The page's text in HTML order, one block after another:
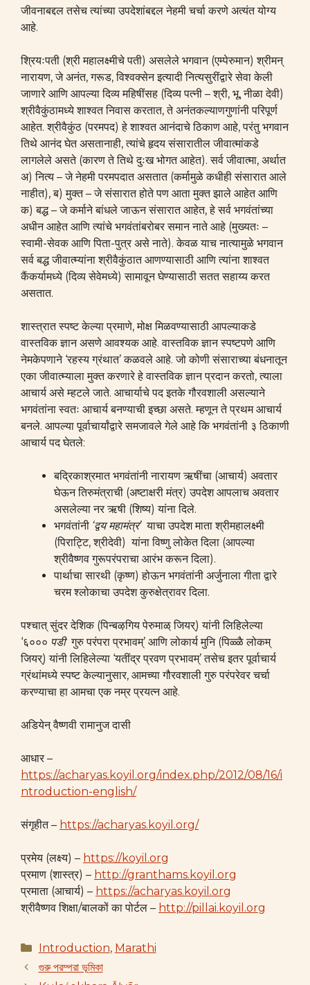
जीवनाबद्दल तसेच त्यांच्या उपदेशांबद्दल नेहमी चर्चा करणे अत्यंत योग्य
आहे.
श्रियःपती (श्री महालक्ष्मीचे पती) असलेले भगवान (एम्पेरुमान) श्रीमन्
नारायण, जे अनंत, गरूड, विश्वक्सेन इत्यादी नित्यसुरींद्वारे सेवा केली
जाणारे आणि आपल्या दिव्य महिषींसह (दिव्य पत्नी – श्री, भू, नीळा देवी)
श्रीवैकुंठामध्ये शाश्वत निवास करतात, ते अनंतकल्याणगुणांनी परिपूर्ण
आहेत. श्रीवैकुंठ (परमपद) हे शाश्वत आनंदाचे ठिकाण आहे, परंतु भगवान
तिथे आनंद घेत असतानाही, त्यांचे हृदय संसारातील जीवात्मांकडे
लागलेले असते (कारण ते तिथे दुःख भोगत आहेत). सर्व जीवात्मा, अर्थात
अ) नित्य – जे नेहमी परमपदात असतात (कर्मामुळे कधीही संसारात आले
नाहीत), ब) मुक्त – जे संसारात होते पण आता मुक्त झाले आहेत आणि
क) बद्ध – जे कर्माने बांधले जाऊन संसारात आहेत, हे सर्व भगवंतांच्या
अधीन आहेत आणि त्यांचे भगवंतांबरोबर समान नाते आहे (मुख्यतः –
स्वामी-सेवक आणि पिता-पुत्र असे नाते). केवळ याच नात्यामुळे भगवान
सर्व बद्ध जीवात्म्यांना श्रीवैकुंठात आणण्यासाठी आणि त्यांना शाश्वत
कैंकर्यामध्ये (दिव्य सेवेमध्ये) सामावून घेण्यासाठी सतत सहाय्य करत
असतात.
शास्त्रात स्पष्ट केल्या प्रमाणे, मोक्ष मिळवण्यासाठी आपल्याकडे
वास्तविक ज्ञान असणे आवश्यक आहे. वास्तविक ज्ञान स्पष्टपणे आणि
नेमकेपणाने ‘रहस्य ग्रंथात’ कळवले आहे. जो कोणी संसाराच्या बंधनातून
एका जीवात्म्याला मुक्त करणारे हे वास्तविक ज्ञान प्रदान करतो, त्याला
आचार्य असे म्हटले जाते. आचार्याचे पद इतके गौरवशाली असल्याने
भगवंतांना स्वतः आचार्य बनण्याची इच्छा असते. म्हणून ते प्रथम आचार्य
बनले. आपल्या पूर्वाचार्यांद्वारे समजावले गेले आहे कि भगवंतांनी ३ ठिकाणी
आचार्य पद घेतले:
बद्रिकाश्रमात भगवंतांनी नारायण ऋषींचा (आचार्य) अवतार
घेऊन तिरुमंत्राची (अष्टाक्षरी मंत्र) उपदेश आपलाच अवतार
असलेल्या नर ऋषी (शिष्य) यांना दिले.
भगवंतांनी ‘द्वय महामंत्र’याचा उपदेश माता श्रीमहालक्ष्मी
(पिराट्टि, श्रीदेवी) यांना विष्णु लोकेत दिला (आपल्या
श्रीवैष्णव गुरूपरंपराचा आरंभ करून दिला).
पार्थाचा सारथी (कृष्ण) होऊन भगवंतांनी अर्जुनाला गीता द्वारे
चरम श्लोकाचा उपदेश कुरुक्षेत्रावर दिला.
पश्चात् सुंदर देशिक (पिन्बऴगिय पेरुमाळ् जियर्) यांनी लिहिलेल्या
‘६००० पडीगुरु परंपरा प्रभावम्’ आणि लोकार्य मुनि (पिळ्ळै लोकम्
जियर्) यांनी लिहिलेल्या ‘यतींद्र प्रवण प्रभावम्’ तसेच इतर पूर्वाचार्य
ग्रंथांमध्ये स्पष्ट केल्यानुसार, आमच्या गौरवशाली गुरु परंपरेवर चर्चा
करण्याचा हा आमचा एक नम्र प्रयत्न आहे.
अडियेन् वैष्णवी रामानुज दासी
आधार –
https://acharyas.koyil.org/index.php/2012/08/16/i
ntroduction-english/
संगृहीत – https://acharyas.koyil.org/
प्रमेय (लक्ष्य) – https://koyil.org
प्रमाण (शास्त्र) – http://granthams.koyil.org
प्रमाता (आचार्य) – https://acharyas.koyil.org
श्रीवैष्णव शिक्षा/बालकों का पोर्टल – http://pillai.koyil.org
Categories
Introduction, Marathi
গুরু পরম্পরা ভূমিকা